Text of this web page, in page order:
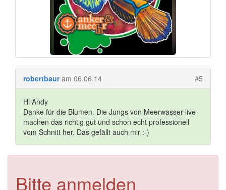
robertbaur am 06.06.14 #5
Hi Andy
Danke für die Blumen. Die Jungs von Meerwasser-live
machen das richtig gut und schon echt professionell
vom Schnitt her. Das gefällt auch mir :-)
Bitte anmelden